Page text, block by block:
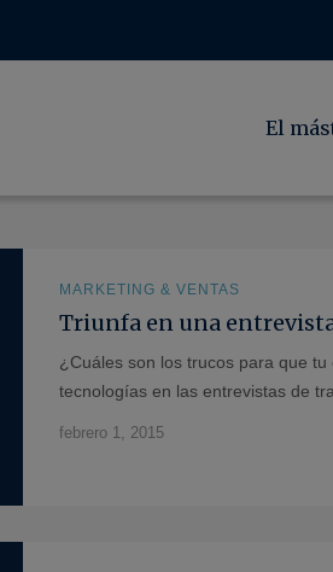
El
MARKETING & VENTAS
Triunfa en una
¿Cuáles son los trucos para que
tecnologías en las entrevistas de
febrero 1, 2015